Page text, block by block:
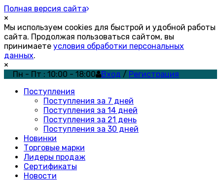
Полная версия сайта
×
Мы используем cookies для быстрой и удобной работы
сайта. Продолжая пользоваться сайтом, вы
принимаете условия обработки персональных
данных.
×
Пн - Пт : 10:00 - 18:00
Вход / Регистрация
Поступления
Поступления за 7 дней
Поступления за 14 дней
Поступления за 21 день
Поступления за 30 дней
Новинки
Торговые марки
Лидеры продаж
Сертификаты
Новости